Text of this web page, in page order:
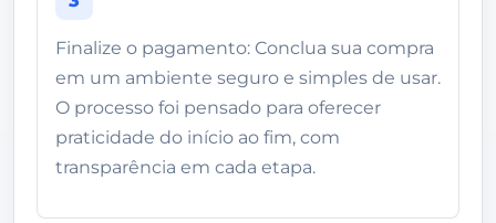
Finalize o pagamento: Conclua sua compra
em um ambiente seguro e simples de usar.
O processo foi pensado para oferecer
praticidade do início ao fim, com
transparência em cada etapa.